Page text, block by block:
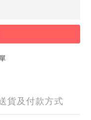
貨及付款方式